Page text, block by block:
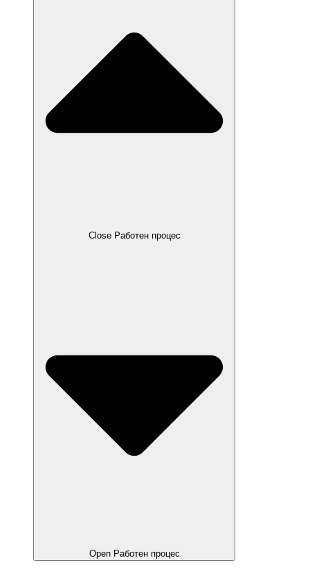
Close Работен процес
Open Работен процес